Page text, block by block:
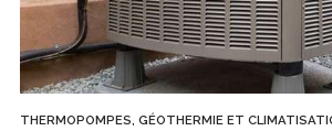
THERMOPOMPES, GÉOTHERMIE ET